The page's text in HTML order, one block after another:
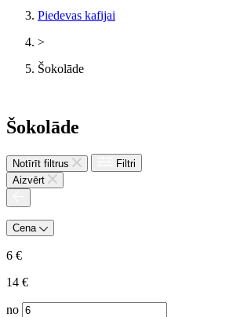
Piedevas kafijai
>
Šokolāde
Šokolāde
Notīrīt filtrus
Filtri
Aizvērt
Cena
6 €
14 €
no